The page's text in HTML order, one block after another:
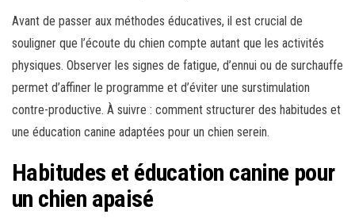
Avant de passer aux méthodes éducatives, il est crucial de
souligner que l’écoute du chien compte autant que les activités
physiques. Observer les signes de fatigue, d’ennui ou de surchauffe
permet d’affiner le programme et d’éviter une surstimulation
contre-productive. À suivre : comment structurer des habitudes et
une éducation canine adaptées pour un chien serein.
Habitudes et éducation canine pour
un chien apaisé